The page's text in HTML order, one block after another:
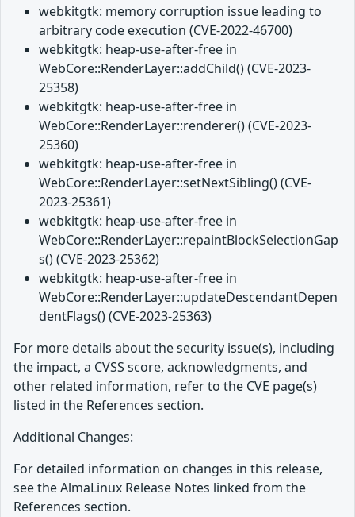
webkitgtk: memory corruption issue leading to
arbitrary code execution (CVE-2022-46700)
webkitgtk: heap-use-after-free in
WebCore::RenderLayer::addChild() (CVE-2023-
25358)
webkitgtk: heap-use-after-free in
WebCore::RenderLayer::renderer() (CVE-2023-
25360)
webkitgtk: heap-use-after-free in
WebCore::RenderLayer::setNextSibling() (CVE-
2023-25361)
webkitgtk: heap-use-after-free in
WebCore::RenderLayer::repaintBlockSelectionGap
s() (CVE-2023-25362)
webkitgtk: heap-use-after-free in
WebCore::RenderLayer::updateDescendantDepen
dentFlags() (CVE-2023-25363)
For more details about the security issue(s), including
the impact, a CVSS score, acknowledgments, and
other related information, refer to the CVE page(s)
listed in the References section.
Additional Changes:
For detailed information on changes in this release,
see the AlmaLinux Release Notes linked from the
References section.